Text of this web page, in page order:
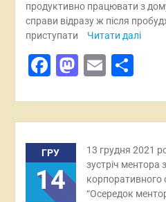
продуктивно працювати з
справи відразу ж після
приступати
Читати далі
Facebook
Mastodon
Email
ГРУ
14
13 грудня 2021
зустріч ментора
корпоративного
“Осередок